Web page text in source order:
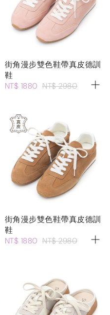
街角漫步雙色鞋帶真皮德訓
鞋
NT$ 1880 NT$ 2980
街角漫步雙色鞋帶真皮德訓
鞋
NT$ 1880 NT$ 2980